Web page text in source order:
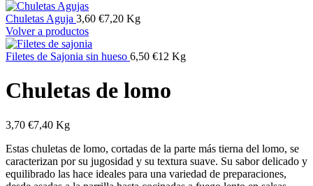
Chuletas Aguja 3,60 €7,20 Kg
Volver a productos
Filetes de Sajonia sin hueso 6,50 €12 Kg
Chuletas de lomo
3,70 €7,40 Kg
Estas chuletas de lomo, cortadas de la parte más tierna del lomo, se
caracterizan por su jugosidad y su textura suave. Su sabor delicado y
equilibrado las hace ideales para una variedad de preparaciones,